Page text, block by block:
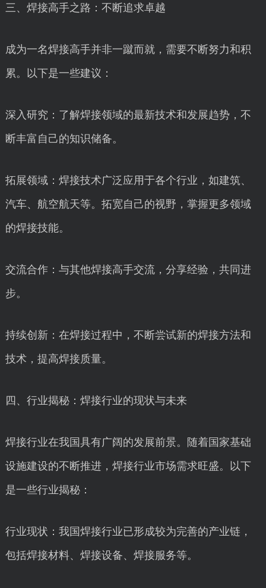
三、焊接高手之路：不断追求卓越
成为一名焊接高手并非一蹴而就，需要不断努力和积
累。以下是一些建议：
深入研究：了解焊接领域的最新技术和发展趋势，不
断丰富自己的知识储备。
拓展领域：焊接技术广泛应用于各个行业，如建筑、
汽车、航空航天等。拓宽自己的视野，掌握更多领域
的焊接技能。
交流合作：与其他焊接高手交流，分享经验，共同进
步。
持续创新：在焊接过程中，不断尝试新的焊接方法和
技术，提高焊接质量。
四、行业揭秘：焊接行业的现状与未来
焊接行业在我国具有广阔的发展前景。随着国家基础
设施建设的不断推进，焊接行业市场需求旺盛。以下
是一些行业揭秘：
行业现状：我国焊接行业已形成较为完善的产业链，
包括焊接材料、焊接设备、焊接服务等。